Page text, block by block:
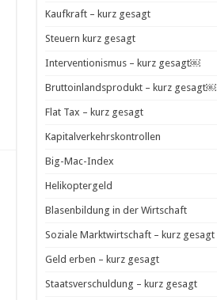
Kaufkraft – kurz gesagt
Steuern kurz gesagt
Interventionismus – kurz gesagt￼
Bruttoinlandsprodukt – kurz gesagt￼
Flat Tax – kurz gesagt
Kapitalverkehrskontrollen
Big-Mac-Index
Helikoptergeld
Blasenbildung in der Wirtschaft
Soziale Marktwirtschaft – kurz gesagt
Geld erben – kurz gesagt
Staatsverschuldung – kurz gesagt